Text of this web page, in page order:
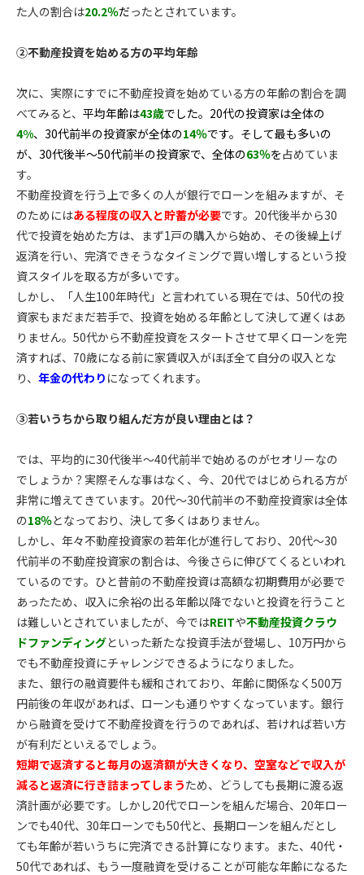
た人の割合は20.2％だったとされています。
②不動産投資を始める方の平均年齢
次に、実際にすでに不動産投資を始めている方の年齢の割合を調
べてみると、 平均年齢は43歳でした。 20代の投資家は全体の
4%、30代前半の投資家が全体の14％です。 そして最も多いの
が、30代後半〜50代前半の投資家で、全体の63％を占めていま
す。
不動産投資を行う上で多くの人が銀行でローンを組みますが、そ
のためにはある程度の収入と貯蓄が必要です。 20代後半から30
代で投資を始めた方は、まず1戸の購入から始め、その後繰上げ
返済を行い、完済できそうなタイミングで買い増しするという投
資スタイルを取る方が多いです。
しかし、「人生100年時代」と言われている現在では、 50代の投
資家もまだまだ若手で、投資を始める年齢として決して遅くはあ
りません。 50代から不動産投資をスタートさせて早くローンを完
済すれば、 70歳になる前に家賃収入がほぼ全て自分の収入とな
り、 年金の代わり になってくれます。
③若いうちから取り組んだ方が良い理由とは？
では、平均的に30代後半〜40代前半で始めるのがセオリーなの
でしょうか？実際そんな事はなく、今、20代ではじめられる方が
非常に増えてきています。 20代〜30代前半の不動産投資家は全体
の18％となっており、決して多くはありません。
しかし、年々不動産投資家の若年化が進行しており、 20代〜30
代前半の不動産投資家の割合は、今後さらに伸びてくるといわれ
ているのです。ひと昔前の不動産投資は高額な初期費用が必要で
あったため、収入に余裕の出る年齢以降でないと投資を行うこと
は難しいとされていましたが、今ではREITや不動産投資クラウ
ドファンディングといった新たな投資手法が登場し、 10万円から
でも不動産投資にチャレンジできるようになりました。
また、銀行の融資要件も緩和されており、年齢に関係なく 500万
円前後の年収があれば、ローンも通りやすくなっています。銀行
から融資を受けて不動産投資を行うのであれば、若ければ若い方
が有利だといえるでしょう。
短期で返済すると毎月の返済額が大きくなり、空室などで収入が
減ると返済に行き詰まってしまうため、どうしても長期に渡る返
済計画が必要です。しかし20代でローンを組んだ場合、 20年ロー
ンでも40代、 30年ローンでも50代と、長期ローンを組んだとし
ても年齢が若いうちに完済できる計算になります。また、 40代・
50代であれば、もう一度融資を受けることが可能な年齢になるた